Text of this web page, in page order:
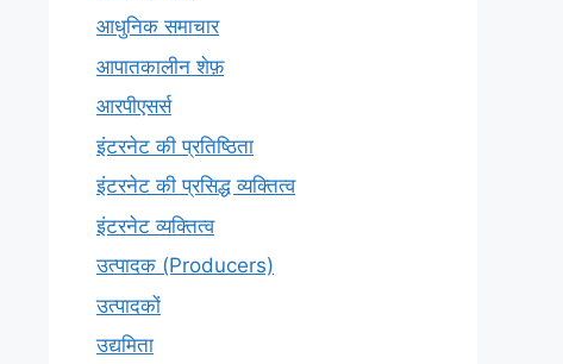
आधुनिक समाचार
आपातकालीन शेफ़
आरपीएसर्स
इंटरनेट की प्रतिष्ठिता
इंटरनेट की प्रसिद्ध व्यक्तित्व
इंटरनेट व्यक्तित्व
उत्पादक (Producers)
उत्पादकों
उद्यमिता